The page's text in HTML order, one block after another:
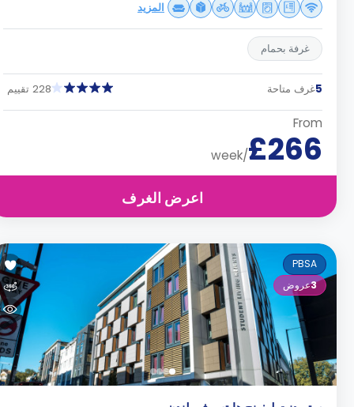
المزيد
غرفة بحمام
غرف متاحة 228 تقييم
From
£266
/week
اعرض الغرف
PBSA
3 عروض